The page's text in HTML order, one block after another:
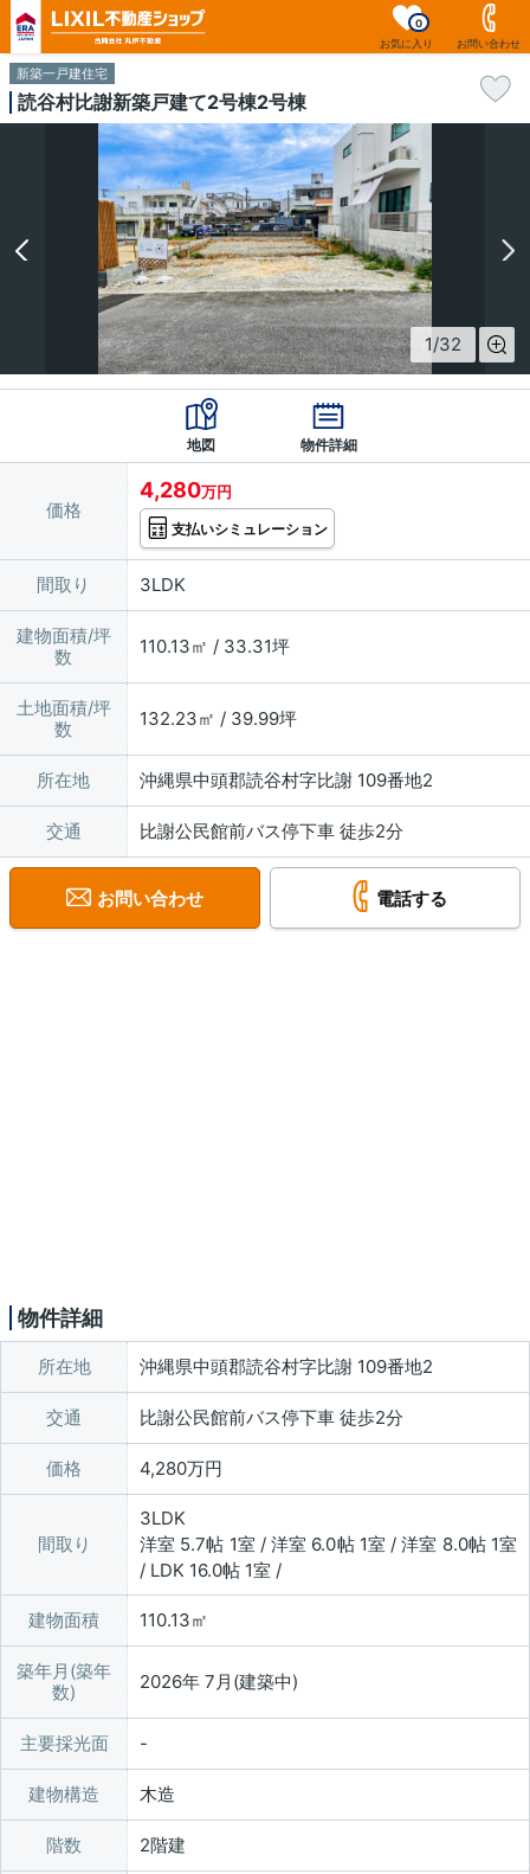
お気に入り
0
お問い合わせ
新築一戸建住宅
読谷村比謝新築戸建て2号棟2号棟
1/32
地図 物件詳細
価格
4,280万円
支払いシミュレーション
間取り 3LDK
建物面積/坪
数
110.13㎡ / 33.31坪
土地面積/坪
数
132.23㎡ / 39.99坪
所在地 沖縄県中頭郡読谷村字比謝 109番地2
交通 比謝公民館前バス停下車 徒歩2分
お問い合わせ 電話する
物件詳細
所在地 沖縄県中頭郡読谷村字比謝 109番地2
交通 比謝公民館前バス停下車 徒歩2分
価格 4,280万円
間取り
3LDK
洋室 5.7帖 1室 / 洋室 6.0帖 1室 / 洋室 8.0帖 1室
/ LDK 16.0帖 1室 /
建物面積 110.13㎡
築年月(築年
数)
2026年 7月(建築中)
主要採光面
建物構造 木造
階数 2階建